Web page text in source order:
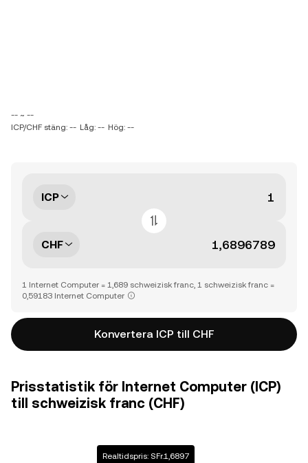
-- ~ --
ICP/CHF stäng: -- Låg: -- Hög: --
ICP
CHF
1 Internet Computer = 1,689 schweizisk franc, 1 schweizisk franc =
0,59183 Internet Computer
Konvertera ICP till CHF
Prisstatistik för Internet Computer (ICP)
till schweizisk franc (CHF)
Realtidspris: SFr.1,6897